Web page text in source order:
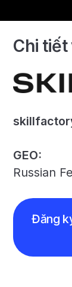
Chi tiết
GEO:
Russian
Đăng